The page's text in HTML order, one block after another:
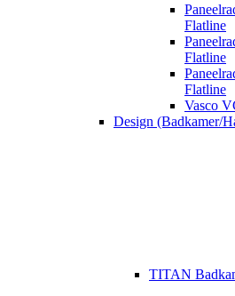
Flatline
Flatline
Flatline
Vasco
Design (Badkamer/
TITAN